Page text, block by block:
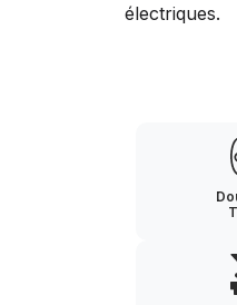
électriques.